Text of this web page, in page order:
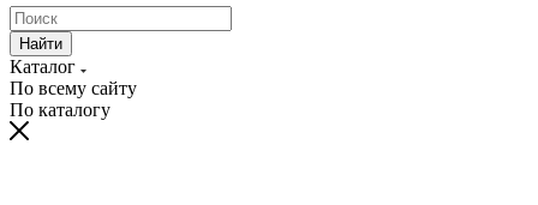
Найти
Каталог
По всему сайту
По каталогу